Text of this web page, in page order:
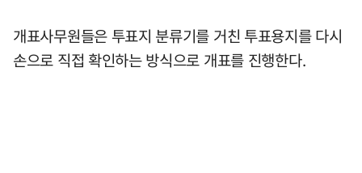
개표사무원들은 투표지 분류기를 거친 투표용지를 다시
손으로 직접 확인하는 방식으로 개표를 진행한다.